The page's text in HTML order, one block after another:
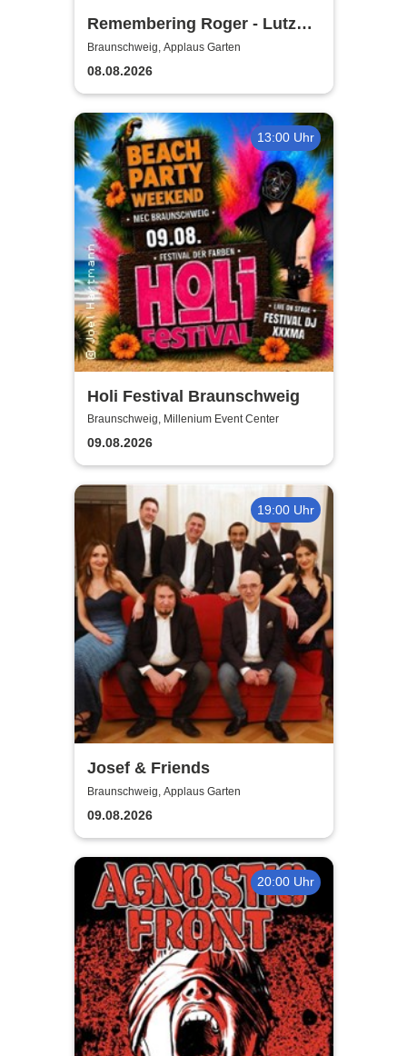
Remembering Roger - Lutz
Krajenski Big Band feat. Atrin
Madani
Braunschweig, Applaus Garten
08.08.2026
13:00 Uhr
Holi Festival Braunschweig
Braunschweig, Millenium Event Center
09.08.2026
19:00 Uhr
Josef & Friends
Braunschweig, Applaus Garten
09.08.2026
20:00 Uhr